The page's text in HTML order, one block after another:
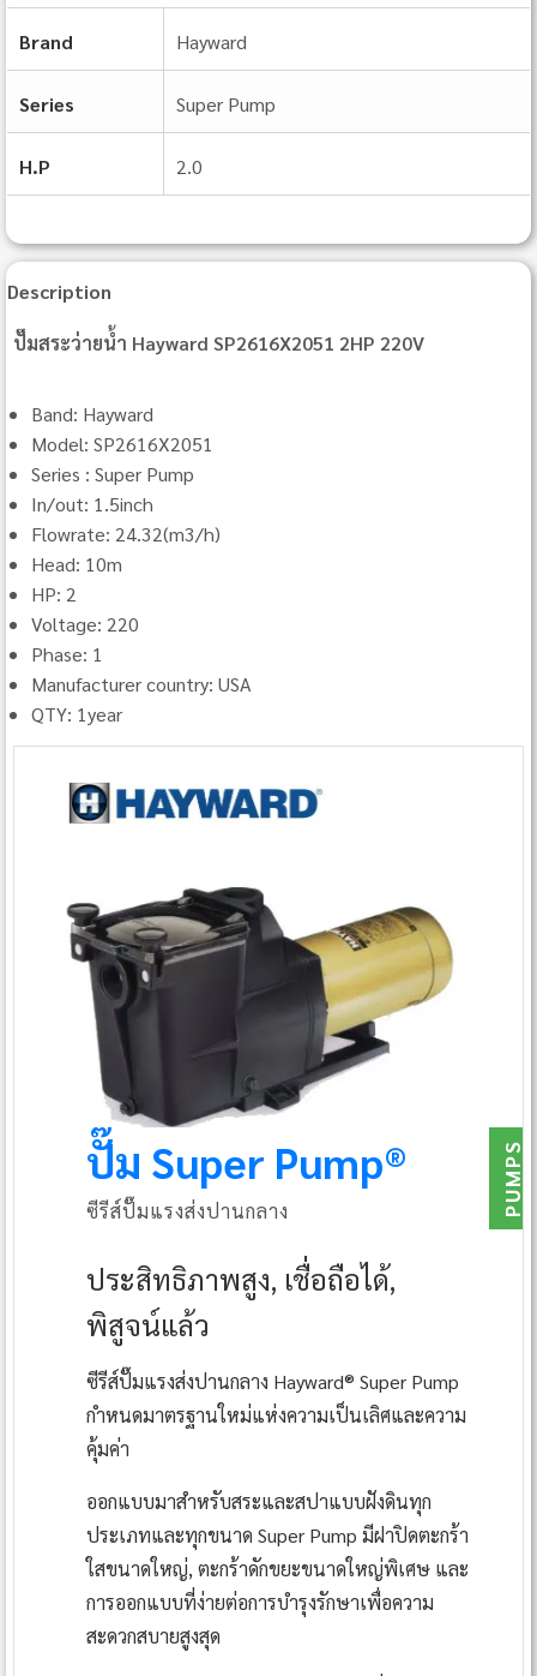
Brand Hayward
Series Super Pump
H.P 2.0
Description
ปั๊มสระว่ายน้ำ Hayward SP2616X2051 2HP 220V
Band: Hayward
Model: SP2616X2051
Series : Super Pump
In/out: 1.5inch
Flowrate: 24.32(m3/h)
Head: 10m
HP: 2
Voltage: 220
Phase: 1
Manufacturer country: USA
QTY: 1year
PUMPS
ปั๊ม Super Pump®
ซีรีส์ปั๊มแรงส่งปานกลาง
ประสิทธิภาพสูง, เชื่อถือได้,
พิสูจน์แล้ว
ซีรีส์ปั๊มแรงส่งปานกลาง Hayward® Super Pump
กำหนดมาตรฐานใหม่แห่งความเป็นเลิศและความ
คุ้มค่า
ออกแบบมาสำหรับสระและสปาแบบฝังดินทุก
ประเภทและทุกขนาด Super Pump มีฝาปิดตะกร้า
ใสขนาดใหญ่, ตะกร้าดักขยะขนาดใหญ่พิเศษ และ
การออกแบบที่ง่ายต่อการบำรุงรักษาเพื่อความ
สะดวกสบายสูงสุด